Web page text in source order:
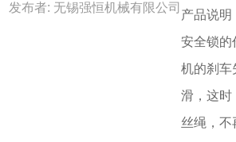
发布者: 无锡强恒机械有限公司
产品说明
安全锁的
机的刹车
滑，这时
丝绳，不